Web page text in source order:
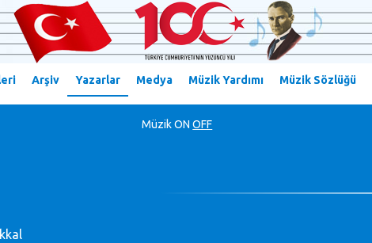
Arşiv Yazarlar Medya Müzik Yardımı Müzik Sözlüğü
MüzikON OFF